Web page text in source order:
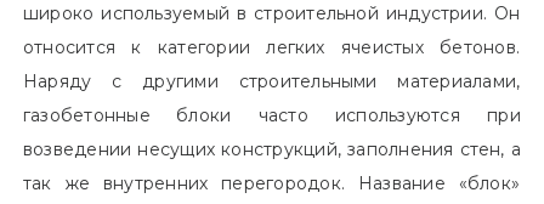
широко используемый в строительной индустрии. Он
относится к категории легких ячеистых бетонов.
Наряду с другими строительными материалами,
газобетонные блоки часто используются при
возведении несущих конструкций, заполнения стен, а
так же внутренних перегородок. Название «блок»